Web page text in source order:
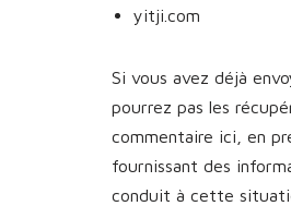
yitji.com
Si vous avez déjà
pourrez pas les
commentaire ici, en
fournissant des
conduit à cette